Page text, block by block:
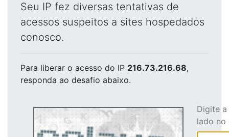
Seu IP fez diversas tentativas de
acessos suspeitos a sites hospedados
conosco.
Para liberar o acesso do IP 216.73.216.68,
responda ao desafio abaixo.
Digite
lado no